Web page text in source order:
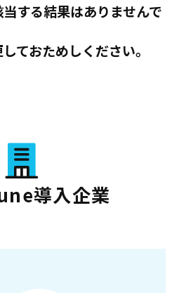
する結果はありませんで
ておためしください。
導入企業